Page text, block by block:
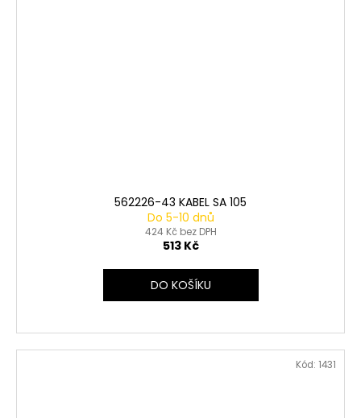
562226-43 KABEL SA 105
Do 5-10 dnů
424 Kč bez DPH
513 Kč
DO KOŠÍKU
Kód: 1431